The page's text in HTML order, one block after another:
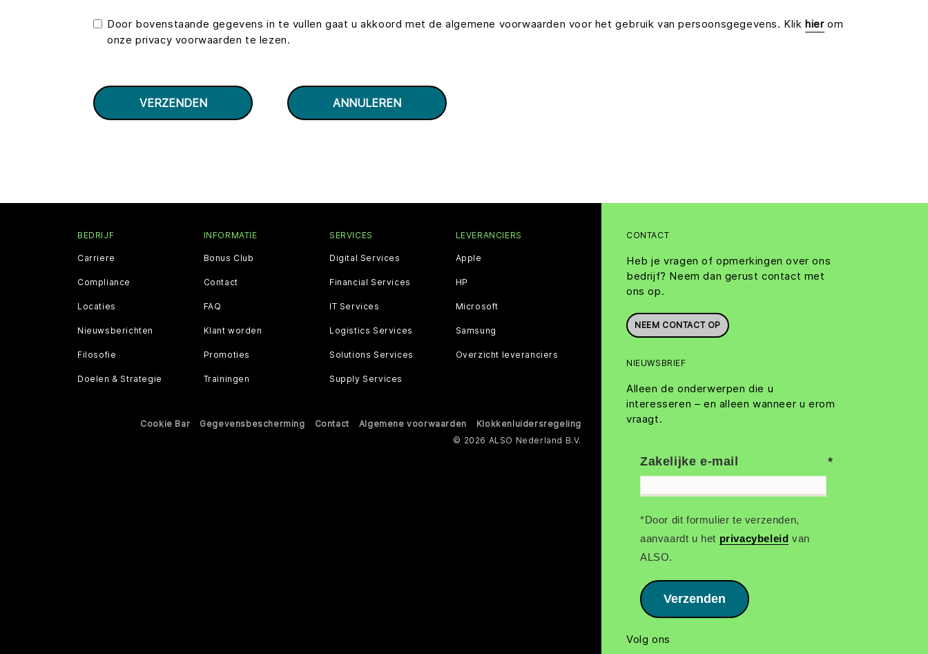
Door bovenstaande gegevens in te vullen gaat u akkoord met de algemene voorwaarden voor het gebruik van persoonsgegevens. Klikhierom
onze privacy voorwaarden te lezen.
CONTACT
Heb je vragen of opmerkingen over ons
bedrijf? Neem dan gerust contact met
ons op.
NEEM CONTACT OP
NIEUWSBRIEF
Alleen de onderwerpen die u
interesseren – en alleen wanneer u erom
vraagt.
Zakelijke e-mail
*Door dit formulier te verzenden,
aanvaardt u het privacybeleid van
ALSO.
Verzenden
Volg ons
BEDRIJF
Carriere
Compliance
Locaties
Nieuwsberichten
Filosofie
Doelen & Strategie
INFORMATIE
Bonus Club
Contact
FAQ
Klant worden
Promoties
Trainingen
SERVICES
Digital Services
Financial Services
IT Services
Logistics Services
Solutions Services
Supply Services
LEVERANCIERS
Apple
HP
Microsoft
Samsung
Overzicht leveranciers
Cookie Bar Gegevensbescherming Contact Algemene voorwaarden
Klokkenluidersregeling
© 2026 ALSO Nederland B.V.